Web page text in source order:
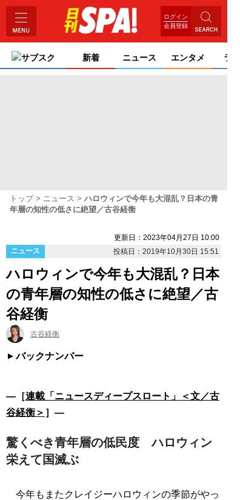
ログイン
会員登録
サブスク 新着 ニュース エンタメ ライ
トップ ニュース
ハロウィンで今年も大混乱？日本の青
年層の知性の低さに絶望／古谷経衡
更新日：2023年04月27日 10:00
ニュース
投稿日：2019年10月30日 15:51
ハロウィンで今年も大混乱？日本
の青年層の知性の低さに絶望／古
谷経衡
古谷経衡
バックナンバー
―［連載「ニュースディープスロート」＜文／古
谷経衡＞ ］―
驚くべき青年層の低民度 ハロウィン
栄えて国滅ぶ
今年もまたクレイジーハロウィンの季節がやっ